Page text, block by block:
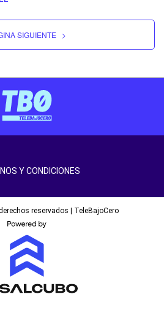
SIGUIENTE >
Y CONDICIONES
reservados | TeleBajoCero